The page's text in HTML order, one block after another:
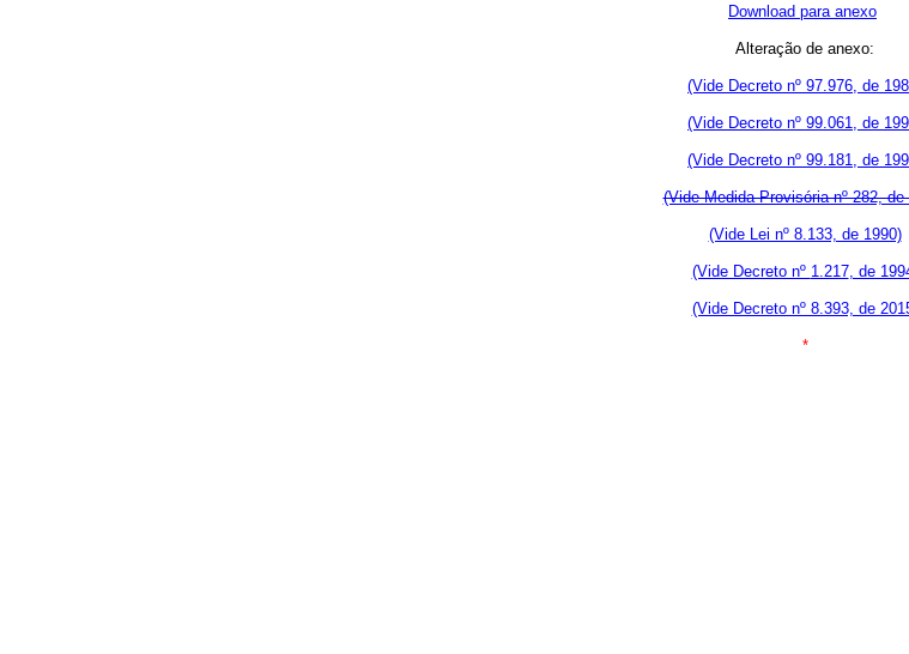
Download para anexo
Alteração de anexo:
(Vide Decreto nº 97.976, de
(Vide Decreto nº 99.061 , de
(Vide Decreto nº 99.181 , de
(Vide Medida Provisória nº 282, de
(Vide Lei nº 8.133, de 1990)
(Vide Decreto nº 1.217, de
(Vide Decreto nº 8.393, de
*